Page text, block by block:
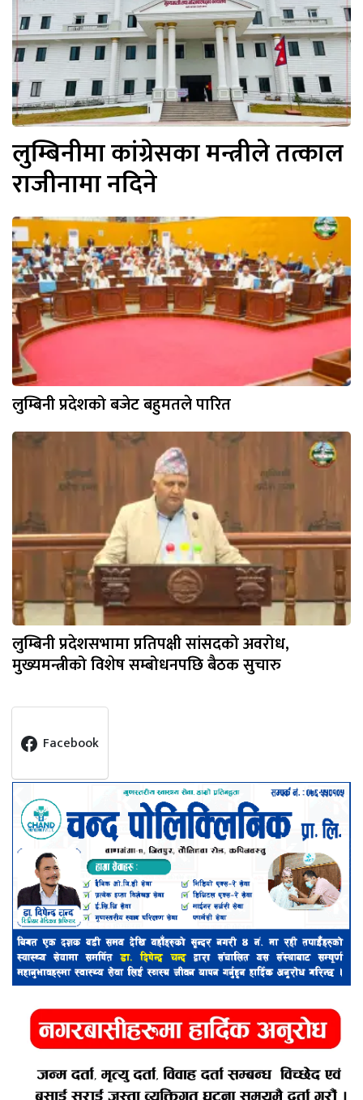
लुम्बिनीमा कांग्रेसका मन्त्रीले तत्काल
राजीनामा नदिने
लुम्बिनी प्रदेशको बजेट बहुमतले पारित
लुम्बिनी प्रदेशसभामा प्रतिपक्षी सांसदको अवरोध,
मुख्यमन्त्रीको विशेष सम्बोधनपछि बैठक सुचारु
Facebook